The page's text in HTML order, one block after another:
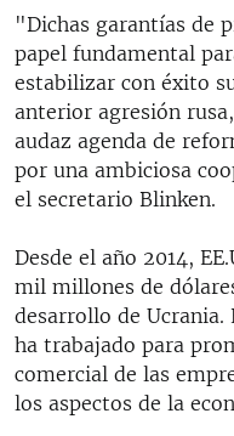
"Dichas garantías de
papel fundamental
estabilizar con éxito
anterior agresión
audaz agenda de
por una ambiciosa
el secretario Blinken.
Desde el año 2014,
mil millones de
desarrollo de Ucrania.
ha trabajado para
comercial de las
los aspectos de la